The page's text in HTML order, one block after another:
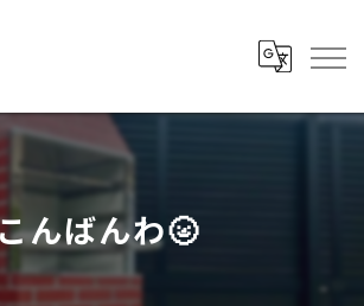
んばんわ🌝